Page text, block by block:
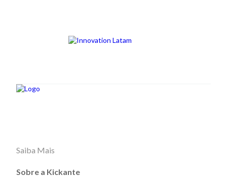
Saiba Mais
Sobre a Kickante